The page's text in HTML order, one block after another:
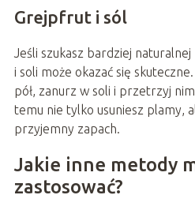
Grejpfrut i sól
Jeśli szukasz bardziej
i soli może okazać się
pół, zanurz w soli i przetrzyj
temu nie tylko usuniesz plamy,
przyjemny zapach.
Jakie inne metody
zastosować?